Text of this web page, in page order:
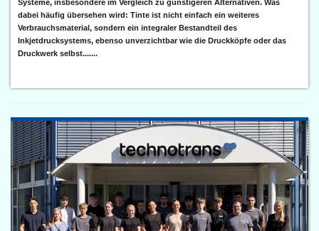
Systeme, insbesondere im Vergleich zu günstigeren Alternativen. Was
dabei häufig übersehen wird: Tinte ist nicht einfach ein weiteres
Verbrauchsmaterial, sondern ein integraler Bestandteil des
Inkjetdrucksystems, ebenso unverzichtbar wie die Druckköpfe oder das
Druckwerk selbst.......